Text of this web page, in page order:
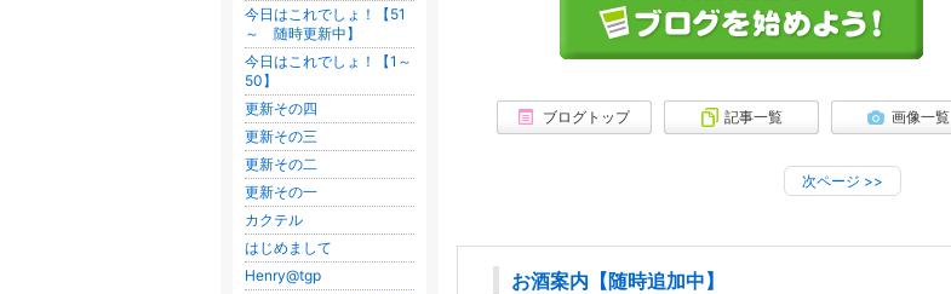
ブログトップ 記事一覧 画像一覧
次ページ >>
お酒案内【随時追加中】
今日はこれでしょ！【51
～ 随時更新中】
今日はこれでしょ！【1～
50】
更新その四
更新その三
更新その二
更新その一
カクテル
はじめまして
Henry@tgp